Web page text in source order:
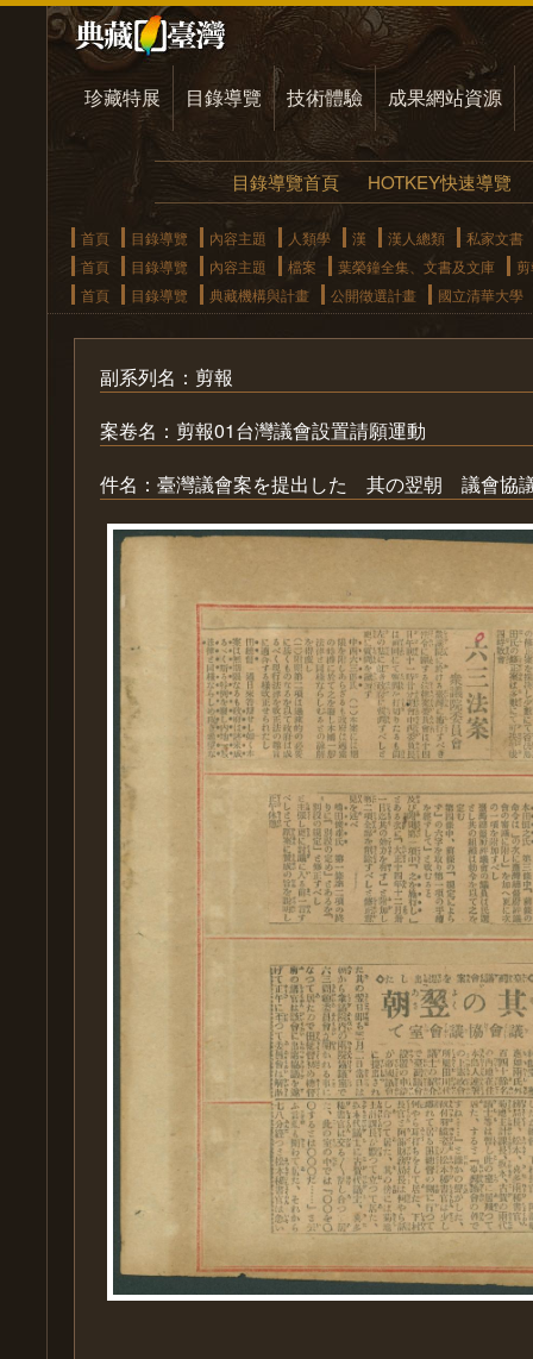
珍藏特展 目錄導覽 技術體驗 成果網站資源
目錄導覽首頁 HOTKEY快速導覽
首頁 目錄導覽 內容主題 人類學 漢 漢人總類
私家文書
首頁
目錄導覽 內容主題 檔案 葉榮鐘全集、文書及文庫
首頁
目錄導覽 典藏機構與計畫 公開徵選計畫 國立清華大學
副系列名：剪報
案卷名：剪報01台灣議會設置請願運動
件名：臺灣議會案を提出した 其の翌朝 議會協